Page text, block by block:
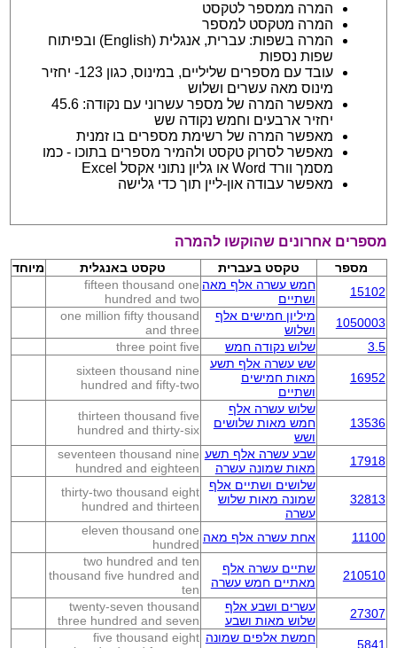
המרה ממספר לטקסט
המרה מטקסט למספר
המרה בשפות: עברית, אנגלית (English) ובפיתוח
שפות נספות
עובד עם מספרים שליליים, במינוס, כגון 123- יחזיר
מינוס מאה עשרים ושלוש
מאפשר המרה של מספר עשרוני עם נקודה: 45.6
יחזיר ארבעים וחמש נקודה שש
מאפשר המרה של רשימת מספרים בו זמנית
מאפשר לסרוק טקסט ולהמיר מספרים בתוכו - כמו
מסמך וורד Word או גליון נתוני אקסל Excel
מאפשר עבודה און-ליין תוך כדי גלישה
מספרים אחרונים שהוקשו להמרה
מספר טקסט בעברית טקסט באנגלית
מיוחד
15102
חמש עשרה אלף מאה
ושתיים
fifteen thousand one
hundred and two
1050003
מיליון חמישים אלף
ושלוש
one million fifty thousand
and three
3.5
שלוש נקודה חמש three point five
16952
שש עשרה אלף תשע
מאות חמישים
ושתיים
sixteen thousand nine
hundred and fifty-two
13536
שלוש עשרה אלף
חמש מאות שלושים
ושש
thirteen thousand five
hundred and thirty-six
17918
שבע עשרה אלף תשע
מאות שמונה עשרה
seventeen thousand nine
hundred and eighteen
32813
שלושים ושתיים אלף
שמונה מאות שלוש
עשרה
thirty-two thousand eight
hundred and thirteen
11100 אחת עשרה אלף מאה eleven thousand one
hundred
210510
שתיים עשרה אלף
מאתיים חמש עשרה
two hundred and ten
thousand five hundred and
ten
27307
עשרים ושבע אלף
שלוש מאות ושבע
twenty-seven thousand
three hundred and seven
5841
חמשת אלפים שמונה five thousand eight